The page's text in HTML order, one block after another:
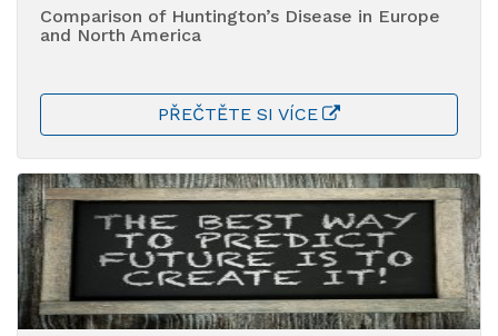
Comparison of Huntington’s Disease in Europe
and North America
PŘEČTĚTE SI VÍCE